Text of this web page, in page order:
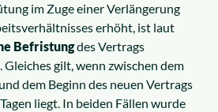
im Zuge einer Verlängerung
erhöht, ist laut
Befristungdes Vertrags
gilt, wenn zwischen dem
dem Beginn des neuen Vertrags
liegt. In beiden Fällen wurde